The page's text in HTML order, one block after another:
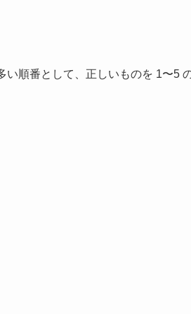
順番として、正しいものを 1〜5